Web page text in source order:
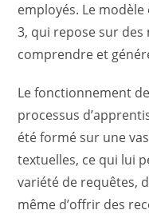
employés. Le modèle
3, qui repose sur
comprendre et
Le fonctionnement
processus
été formé sur une
textuelles, ce qui lui
variété de requêtes,
même d’offrir des